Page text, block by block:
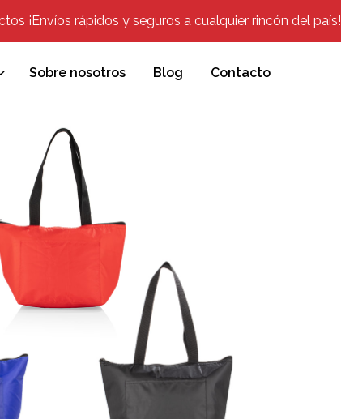
¡Envíos rápidos y seguros a cualquier rincón del país!
Sobre nosotros Blog Contacto